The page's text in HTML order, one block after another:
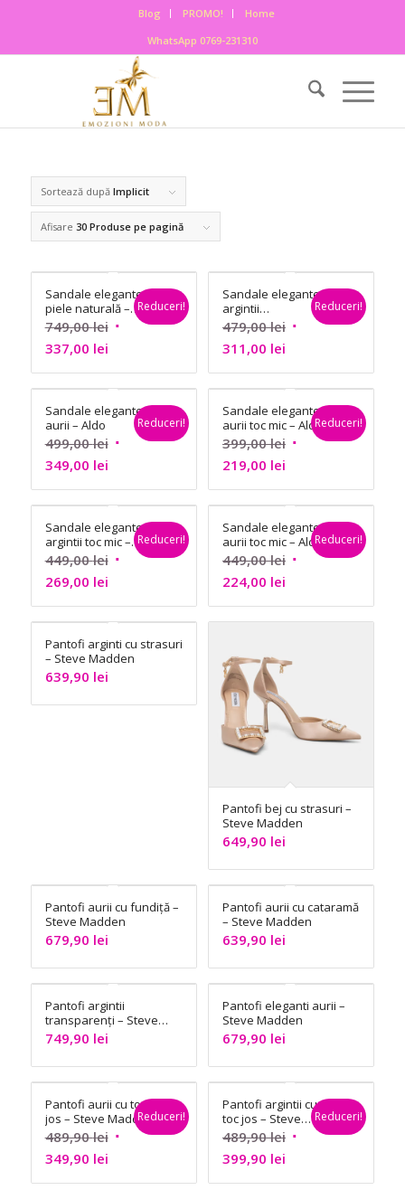
Blog PROMO!
Home
WhatsApp 0769-231310
Sortează după Implicit
Afisare 30 Produse pe pagină
Sandale elegante
piele naturală –
Aldo
749,00lei Prețul
a
fost:
749,00 lei.
337,00 leiPrețul
curent
este:
337,00 lei.
Reduceri!
Sandale elegante
argintii
transparente –
Aldo
479,00lei Prețul
a
fost:
479,00 lei.
311,00 leiPrețul
curent
este:
311,00 lei.
Reduceri!
Sandale elegante
aurii – Aldo
499,00lei Prețul
a
fost:
499,00 lei.
349,00 leiPrețul
curent
este:
349,00 lei.
Reduceri!
Sandale elegante
aurii toc mic – Aldo
399,00lei Prețul
a
fost:
399,00 lei.
219,00 leiPrețul
curent
este:
219,00 lei.
Reduceri!
Sandale elegante
argintii toc mic –
Aldo
449,00lei Prețul
a
fost:
449,00 lei.
269,00 leiPrețul
curent
este:
269,00 lei.
Reduceri!
Sandale elegante
aurii toc mic – Aldo
449,00lei Prețul
a
fost:
224,00 leiPrețul
curent
este:
Reduceri!
Pantofi arginti cu strasuri
– Steve Madden
639,90 lei
Pantofi bej cu strasuri –
Steve Madden
649,90 lei
Pantofi aurii cu fundiță –
Steve Madden
679,90 lei
Pantofi aurii cu cataramă
– Steve Madden
639,90 lei
Pantofi argintii
transparenți – Steve
Madden
749,90 lei
Pantofi eleganti aurii –
Steve Madden
679,90 lei
Pantofi aurii cu toc
jos – Steve Madden
489,90lei Prețul
a
349,90 leiPrețul
curent
Reduceri!
Pantofi argintii cu
toc jos – Steve
Madden
489,90lei Prețul
a
399,90 leiPrețul
curent
Reduceri!